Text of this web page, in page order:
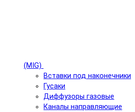
(MIG)
Вставки под наконечники
Гусаки
Диффузоры газовые
Каналы направляющие